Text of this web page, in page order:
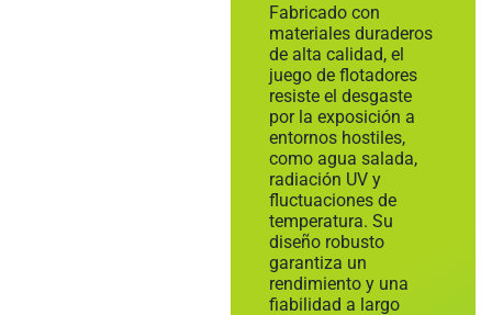
Fabricado con
materiales duraderos
de alta calidad, el
juego de flotadores
resiste el desgaste
por la exposición a
entornos hostiles,
como agua salada,
radiación UV y
fluctuaciones de
temperatura. Su
diseño robusto
garantiza un
rendimiento y una
fiabilidad a largo